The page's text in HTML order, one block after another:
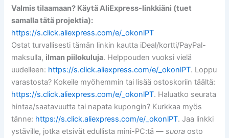
Valmis tilaamaan? Käytä AliExpress-linkkiäni (tuet
samalla tätä projektia):
https://s.click.aliexpress.com/e/_okonlPT
Ostat turvallisesti tämän linkin kautta iDeal/kortti/PayPal-
maksulla, ilman piilokuluja. Helppouden vuoksi vielä
uudelleen: https://s.click.aliexpress.com/e/_okonlPT. Loppu
varastosta? Kokeile myöhemmin tai lisää ostoskoriin täältä:
https://s.click.aliexpress.com/e/_okonlPT. Haluatko seurata
hintaa/saatavuutta tai napata kupongin? Kurkkaa myös
tänne: https://s.click.aliexpress.com/e/_okonlPT. Jaa linkki
ystäville, jotka etsivät edullista mini-PC:tä —suora osto